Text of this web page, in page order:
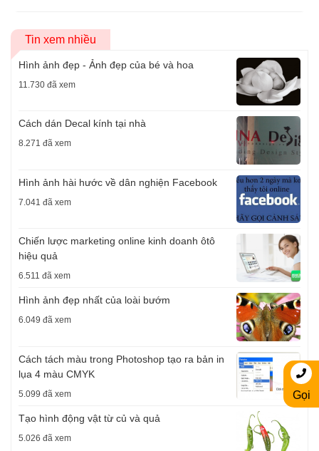
Tin xem nhiều
Hình ảnh đẹp - Ảnh đẹp của bé và hoa
11.730 đã xem
Cách dán Decal kính tại nhà
8.271 đã xem
Hình ảnh hài hước về dân nghiện Facebook
7.041 đã xem
Chiến lược marketing online kinh doanh ôtô
hiệu quả
6.511 đã xem
Hình ảnh đẹp nhất của loài bướm
6.049 đã xem
Cách tách màu trong Photoshop tạo ra bản in
lụa 4 màu CMYK
5.099 đã xem
Tạo hình động vật từ củ và quả
5.026 đã xem
Gọi